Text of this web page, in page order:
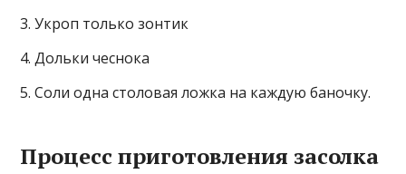
3. Укроп только зонтик
4. Дольки чеснока
5. Соли одна столовая ложка на каждую баночку.
Процесс приготовления засолка